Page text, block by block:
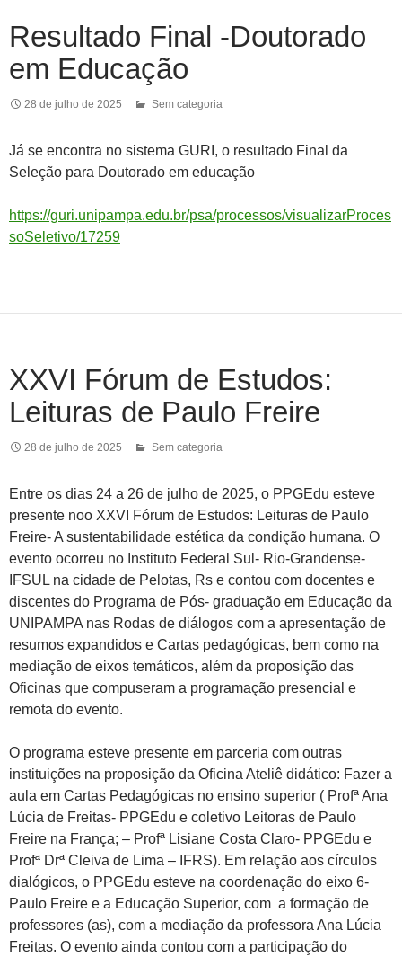
Resultado Final -Doutorado
em Educação
28 de julho de 2025 Sem categoria
Já se encontra no sistema GURI, o resultado Final da
Seleção para Doutorado em educação
https://guri.unipampa.edu.br/psa/processos/visualizarProces
soSeletivo/17259
XXVI Fórum de Estudos:
Leituras de Paulo Freire
28 de julho de 2025 Sem categoria
Entre os dias 24 a 26 de julho de 2025, o PPGEdu esteve
presente noo XXVI Fórum de Estudos: Leituras de Paulo
Freire- A sustentabilidade estética da condição humana. O
evento ocorreu no Instituto Federal Sul- Rio-Grandense-
IFSUL na cidade de Pelotas, Rs e contou com docentes e
discentes do Programa de Pós- graduação em Educação da
UNIPAMPA nas Rodas de diálogos com a apresentação de
resumos expandidos e Cartas pedagógicas, bem como na
mediação de eixos temáticos, além da proposição das
Oficinas que compuseram a programação presencial e
remota do evento.
O programa esteve presente em parceria com outras
instituições na proposição da Oficina Ateliê didático: Fazer a
aula em Cartas Pedagógicas no ensino superior ( Profª Ana
Lúcia de Freitas- PPGEdu e coletivo Leitoras de Paulo
Freire na França; – Profª Lisiane Costa Claro- PPGEdu e
Profª Drª Cleiva de Lima – IFRS). Em relação aos círculos
dialógicos, o PPGEdu esteve na coordenação do eixo 6-
Paulo Freire e a Educação Superior, com a formação de
professores (as), com a mediação da professora Ana Lúcia
Freitas. O evento ainda contou com a participação do